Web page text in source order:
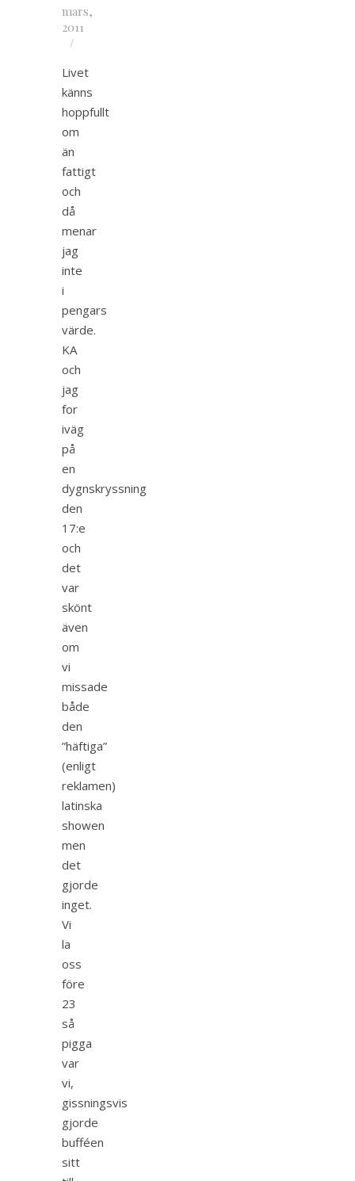
mars,
2011
/
Livet
känns
hoppfullt
om
än
fattigt
och
då
menar
jag
inte
i
pengars
värde.
KA
och
jag
for
iväg
på
en
dygnskryssning
den
17:e
och
det
var
skönt
även
om
vi
missade
både
den
”häftiga”
(enligt
reklamen)
latinska
showen
men
det
gjorde
inget.
Vi
la
oss
före
23
så
pigga
var
vi,
gissningsvis
gjorde
bufféen
sitt